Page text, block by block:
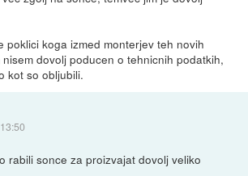
poklici koga izmed monterjev teh novih
dovolj poducen o tehnicnih podatkih,
kot so obljubili.
rabili sonce za proizvajat dovolj veliko